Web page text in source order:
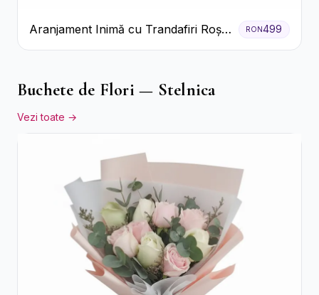
Aranjament Inimă cu Trandafiri Roșii
și Floarea Miresei
RON499
Buchete de Flori — Stelnica
Vezi toate →